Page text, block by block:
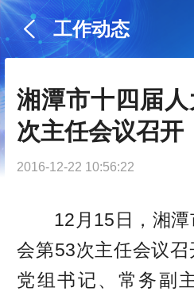
工作动态
湘潭市十四届
次主任会议召开
2016-12-22 10:56:22
12月15日，湘潭
会第53次主任会议
党组书记、常务副